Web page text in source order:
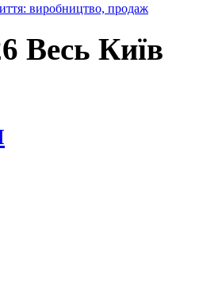
виробництво, продаж
Весь Київ